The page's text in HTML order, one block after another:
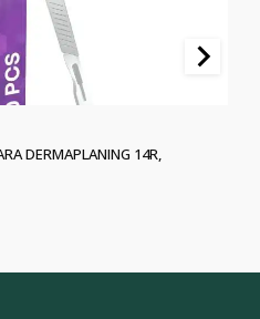
DERMAPLANING 14R,